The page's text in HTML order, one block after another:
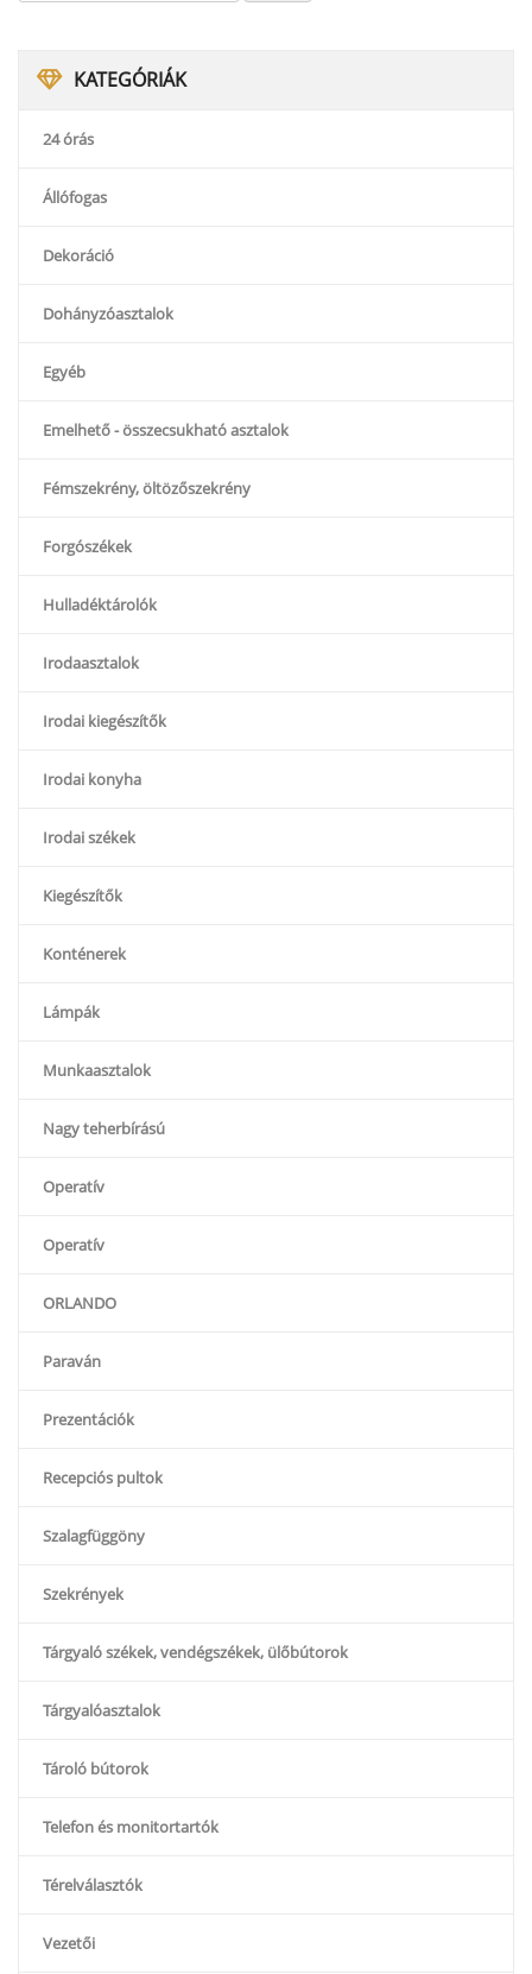
KATEGÓRIÁK
24 órás
Állófogas
Dekoráció
Dohányzóasztalok
Egyéb
Emelhető - összecsukható asztalok
Fémszekrény, öltözőszekrény
Forgószékek
Hulladéktárolók
Irodaasztalok
Irodai kiegészítők
Irodai konyha
Irodai székek
Kiegészítők
Konténerek
Lámpák
Munkaasztalok
Nagy teherbírású
Operatív
Operatív
ORLANDO
Paraván
Prezentációk
Recepciós pultok
Szalagfüggöny
Szekrények
Tárgyaló székek, vendégszékek, ülőbútorok
Tárgyalóasztalok
Tároló bútorok
Telefon és monitortartók
Térelválasztók
Vezetői
A-MIRO Extra XXL ALU VEZETŐI FORGÓSZÉK